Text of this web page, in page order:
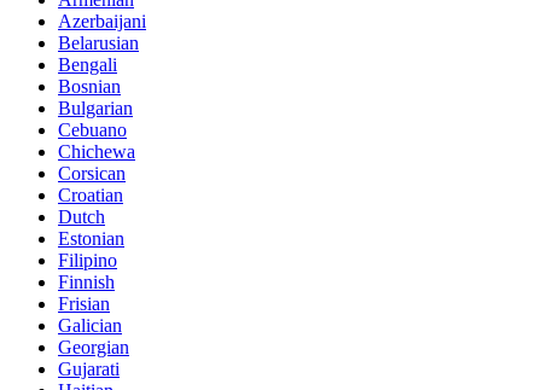
Azerbaijani
Belarusian
Bengali
Bosnian
Bulgarian
Cebuano
Chichewa
Corsican
Croatian
Dutch
Estonian
Filipino
Finnish
Frisian
Galician
Georgian
Gujarati